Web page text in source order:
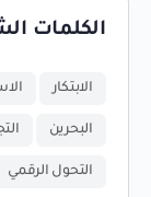
الكلمات
الابتكار
البحرين
التحول الرقمي